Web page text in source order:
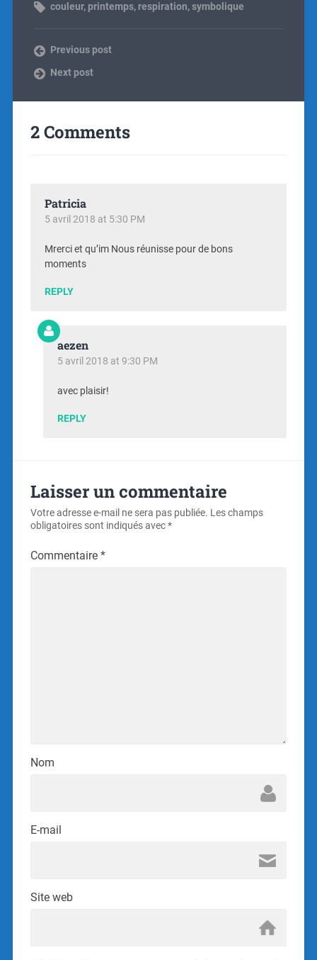
couleur, printemps, respiration,symbolique
Previous post
Next post
2 Comments
Patricia
5 avril 2018 at 5:30 PM
Mrerci et qu’im Nous réunisse pour de bons
moments
REPLY
aezen
5 avril 2018 at 9:30 PM
avec plaisir!
REPLY
Laisser un commentaire
Votre adresse e-mail ne sera pas publiée. Les champs
obligatoires sont indiqués avec*
Commentaire *
Nom
E-mail
Site web